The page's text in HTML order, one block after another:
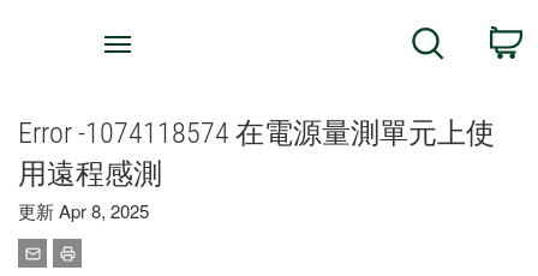
Search
Error -1074118574 在電源量測單元上使
用遠程感測
更新 Apr 8, 2025